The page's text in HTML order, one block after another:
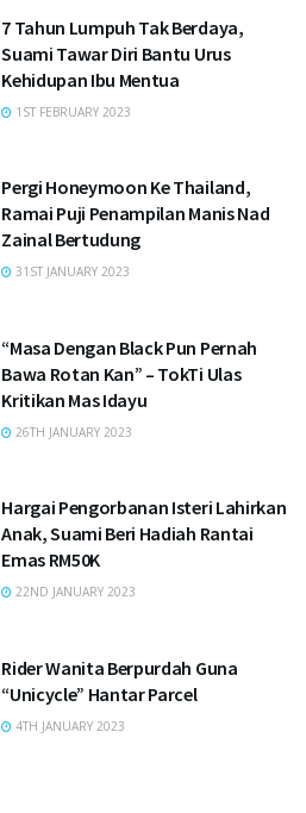
7 Tahun Lumpuh Tak Berdaya,
Suami Tawar Diri Bantu Urus
Kehidupan Ibu Mentua
1ST FEBRUARY 2023
Pergi Honeymoon Ke Thailand,
Ramai Puji Penampilan Manis Nad
Zainal Bertudung
31ST JANUARY 2023
“Masa Dengan Black Pun Pernah
Bawa Rotan Kan” – TokTi Ulas
Kritikan Mas Idayu
26TH JANUARY 2023
Hargai Pengorbanan Isteri Lahirkan
Anak, Suami Beri Hadiah Rantai
Emas RM50K
22ND JANUARY 2023
Rider Wanita Berpurdah Guna
“Unicycle” Hantar Parcel
4TH JANUARY 2023